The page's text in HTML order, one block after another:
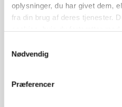
oplysninger, du har givet dem,
fra din brug af deres tjenester.
Nødvendig
Præferencer
POLITIK
protestgruppe vil
gødskningslov